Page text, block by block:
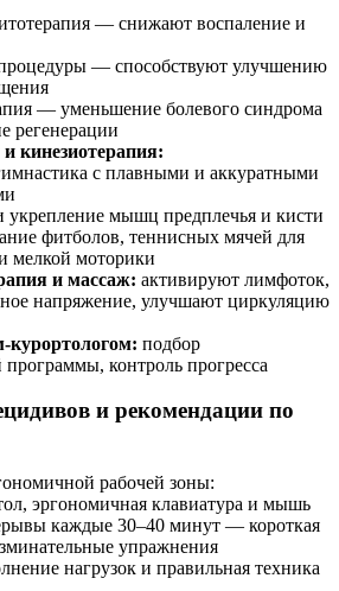
— снижают воспаление и
— способствуют улучшению
— уменьшение болевого синдрома
регенерации
кинезиотерапия:
с плавными и аккуратными
укрепление мышц предплечья и кисти
фитболов, теннисных мячей для
мелкой моторики
и массаж: активируют лимфоток,
напряжение, улучшают циркуляцию
курортологом: подбор
контроль прогресса
и рекомендации по
рабочей зоны:
эргономичная клавиатура и мышь
каждые 30–40 минут — короткая
упражнения
нагрузок и правильная техника